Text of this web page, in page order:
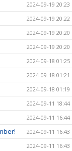
2024-09-19 20:23
2024-09-19 20:22
2024-09-19 20:20
2024-09-19 20:20
2024-09-18 01:25
2024-09-18 01:21
2024-09-18 01:19
2024-09-11 18:44
2024-09-11 16:44
2024-09-11 16:43
2024-09-11 16:43